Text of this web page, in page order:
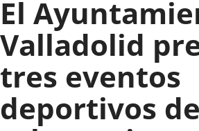
Valladolid
El
Valladolid
tres eventos
deportivos